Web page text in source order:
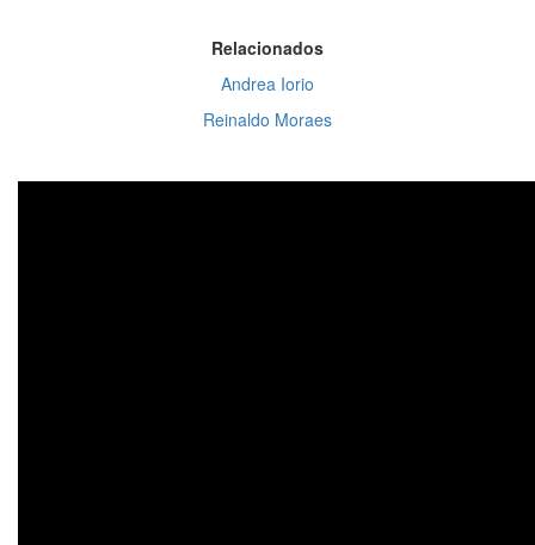
Relacionados
Andrea Iorio
Reinaldo Moraes